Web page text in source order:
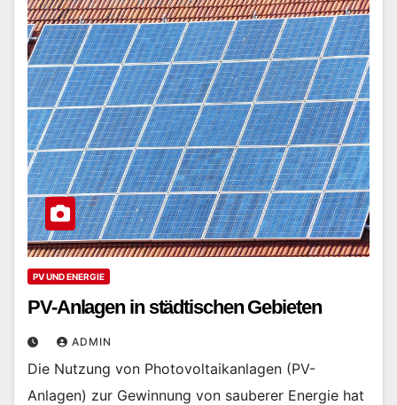
PV UND ENERGIE
PV-Anlagen in städtischen Gebieten
ADMIN
Die Nutzung von Photovoltaikanlagen (PV-
Anlagen) zur Gewinnung von sauberer Energie hat